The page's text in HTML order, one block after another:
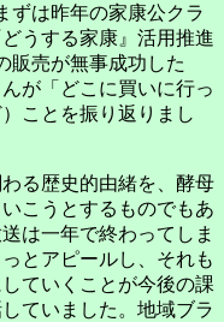
ずは昨年の家康公クラ
うする家康』活用推進
販売が無事成功した
が「どこに買いに行っ
ことを振り返りまし
る歴史的由緒を、酵母
こうとするものでもあ
は一年で終わってしま
とアピールし、それも
ていくことが今後の課
ていました。地域ブラ